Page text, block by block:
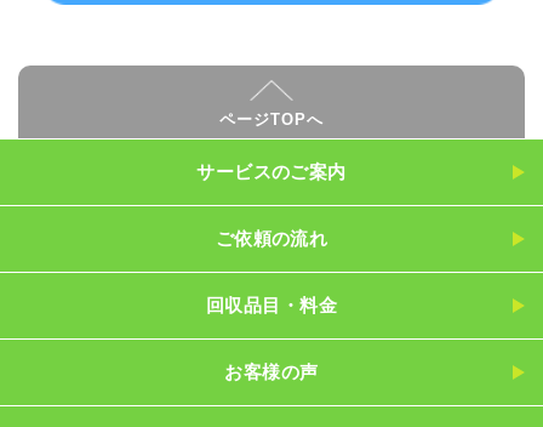
ページTOPへ
サービスのご案内
ご依頼の流れ
回収品目・料金
お客様の声